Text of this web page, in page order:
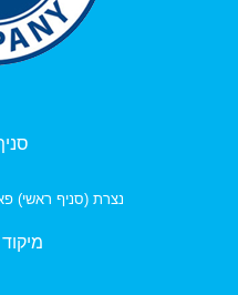
נצרת (סניף ראשי) פאולוס
מיקוד